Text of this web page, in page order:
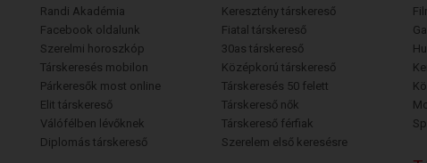
Randi Akadémia
Facebook oldalunk
Szerelmi horoszkóp
Társkeresés mobilon
Párkeresők most online
Elit társkereső
Válófélben lévőknek
Diplomás társkereső
Keresztény társkereső
Fiatal társkereső
30as társkereső
Középkorú társkereső
Társkeresés 50 felett
Társkereső nők
Társkereső férfiak
Szerelem első keresésre